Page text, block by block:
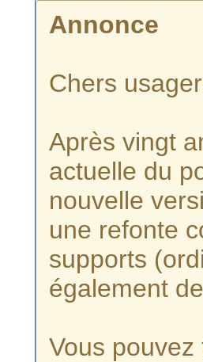
Annonce
Chers
Après vingt
actuelle du
nouvelle
une refonte
supports
également
Vous